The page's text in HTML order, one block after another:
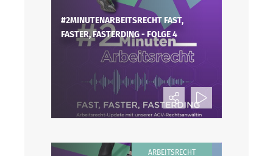
#2MINUTENARBEITSRECHT FAST,
FASTER, FASTERDING - FOLGE 4
ARBEITSRECHT